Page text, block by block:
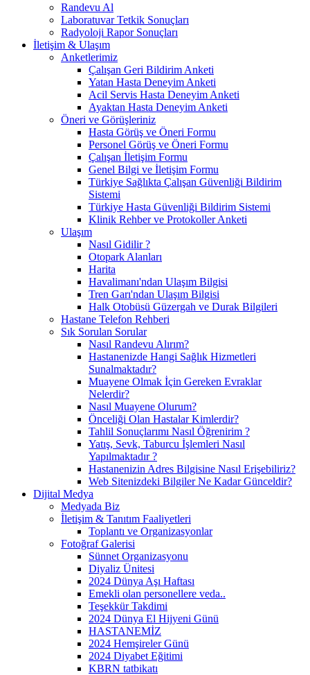
Randevu Al
Laboratuvar Tetkik Sonuçları
Radyoloji Rapor Sonuçları
İletişim & Ulaşım
Anketlerimiz
Çalışan Geri Bildirim Anketi
Yatan Hasta Deneyim Anketi
Acil Servis Hasta Deneyim Anketi
Ayaktan Hasta Deneyim Anketi
Öneri ve Görüşleriniz
Hasta Görüş ve Öneri Formu
Personel Görüş ve Öneri Formu
Çalışan İletişim Formu
Genel Bilgi ve İletişim Formu
Türkiye Sağlıkta Çalışan Güvenliği Bildirim
Sistemi
Türkiye Hasta Güvenliği Bildirim Sistemi
Klinik Rehber ve Protokoller Anketi
Ulaşım
Nasıl Gidilir ?
Otopark Alanları
Harita
Havalimanı'ndan Ulaşım Bilgisi
Tren Garı'ndan Ulaşım Bilgisi
Halk Otobüsü Güzergah ve Durak Bilgileri
Hastane Telefon Rehberi
Sık Sorulan Sorular
Nasıl Randevu Alırım?
Hastanenizde Hangi Sağlık Hizmetleri
Sunalmaktadır?
Muayene Olmak İçin Gereken Evraklar
Nelerdir?
Nasıl Muayene Olurum?
Önceliği Olan Hastalar Kimlerdir?
Tahlil Sonuçlarımı Nasıl Öğrenirim ?
Yatış, Sevk, Taburcu İşlemleri Nasıl
Yapılmaktadır ?
Hastanenizin Adres Bilgisine Nasıl Erişebiliriz?
Web Sitenizdeki Bilgiler Ne Kadar Günceldir?
Dijital Medya
Medyada Biz
İletişim & Tanıtım Faaliyetleri
Toplantı ve Organizasyonlar
Fotoğraf Galerisi
Sünnet Organizasyonu
Diyaliz Ünitesi
2024 Dünya Aşı Haftası
Emekli olan personellere veda..
Teşekkür Takdimi
2024 Dünya El Hijyeni Günü
HASTANEMİZ
2024 Hemşireler Günü
2024 Diyabet Eğitimi
KBRN tatbikatı